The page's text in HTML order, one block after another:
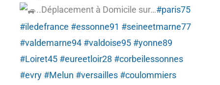
..Déplacement à Domicile sur…#paris75
#iledefrance #essonne91 #seineetmarne77
#valdemarne94 #valdoise95 #yonne89
#Loiret45 #eureetloir28 #corbeilessonnes
#evry #Melun #versailles #coulommiers